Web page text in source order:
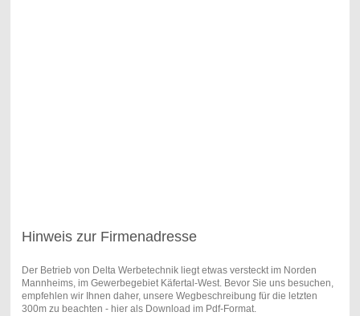
Hinweis zur Firmenadresse
Der Betrieb von Delta Werbetechnik liegt etwas versteckt im Norden
Mannheims, im Gewerbegebiet Käfertal-West. Bevor Sie uns besuchen,
empfehlen wir Ihnen daher, unsere Wegbeschreibung für die letzten
300m zu beachten - hier als Download im Pdf-Format.